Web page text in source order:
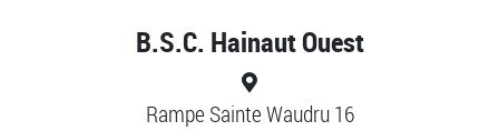
B.S.C. Hainaut Ouest
Rampe Sainte Waudru 16